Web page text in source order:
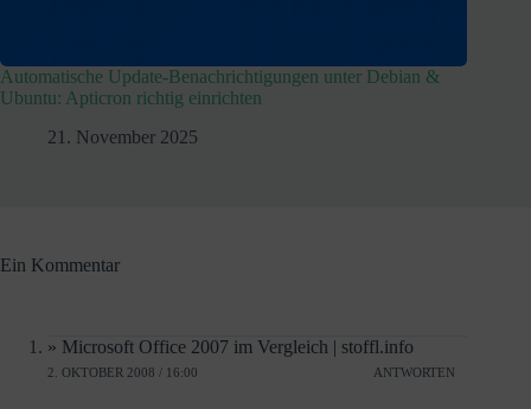
Automatische Update-Benachrichtigungen unter Debian &
Ubuntu: Apticron richtig einrichten
21. November 2025
Ein Kommentar
» Microsoft Office 2007 im Vergleich | stoffl.info
2. OKTOBER 2008 / 16:00 ANTWORTEN